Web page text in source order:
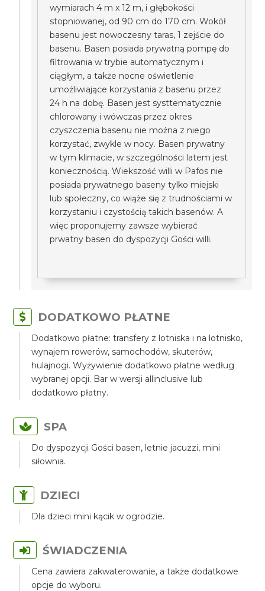
wymiarach 4 m x 12 m, i głębokości
stopniowanej, od 90 cm do 170 cm. Wokół
basenu jest nowoczesny taras, 1 zejście do
basenu. Basen posiada prywatną pompę do
filtrowania w trybie automatycznym i
ciągłym, a także nocne oświetlenie
umożliwiające korzystania z basenu przez
24 h na dobę. Basen jest systtematycznie
chlorowany i wówczas przez okres
czyszczenia basenu nie można z niego
korzystać, zwykle w nocy. Basen prywatny
w tym klimacie, w szczególności latem jest
koniecznością. Wiekszość willi w Pafos nie
posiada prywatnego baseny tylko miejski
lub społeczny, co wiąże się z trudnościami w
korzystaniu i czystością takich basenów. A
więc proponujemy zawsze wybierać
prwatny basen do dyspozycji Gości willi.
DODATKOWO PŁATNE
Dodatkowo płatne: transfery z lotniska i na lotnisko,
wynajem rowerów, samochodów, skuterów,
hulajnogi. Wyżywienie dodatkowo płatne według
wybranej opcji. Bar w wersji allinclusive lub
dodatkowo płatny.
SPA
Do dyspozycji Gości basen, letnie jacuzzi, mini
siłownia.
DZIECI
Dla dzieci mini kącik w ogrodzie.
ŚWIADCZENIA
Cena zawiera zakwaterowanie, a także dodatkowe
opcje do wyboru.